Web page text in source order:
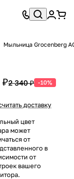
Мыльница Grocenberg
₽2 340 ₽ -10%
доставку
цвет
может
от
в
от
вашего